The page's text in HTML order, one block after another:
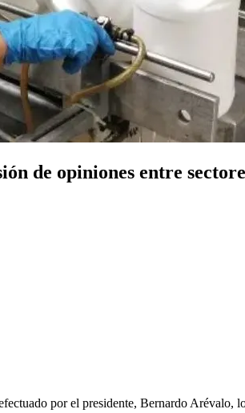
de opiniones entre
por el presidente, Bernardo Arévalo,